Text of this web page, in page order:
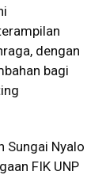
dengan
bagi
Sungai Nyalo
FIK UNP